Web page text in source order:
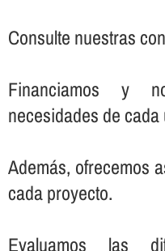
Consulte nuestras
Financiamos y
necesidades de
Además, ofrecemos
cada proyecto.
Evaluamos las